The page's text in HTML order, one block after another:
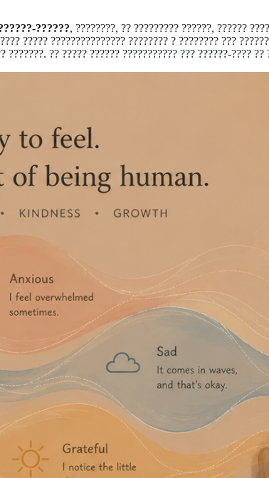
??????, ????????, ?? ????????? ??????, ??????
????? ??????????????? ???????? ? ???????? ???
???????. ?? ????? ?????? ??????????? ??? ??????-???? ??